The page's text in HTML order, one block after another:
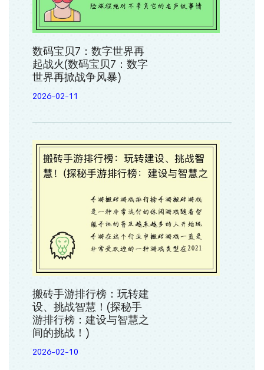
数码宝贝7：数字世界再
起战火(数码宝贝7：数字
世界再掀战争风暴)
2026-02-11
搬砖手游排行榜：玩转建
设、挑战智慧！(探秘手
游排行榜：建设与智慧之
间的挑战！)
2026-02-10